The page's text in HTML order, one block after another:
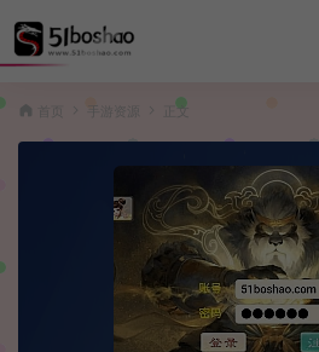
手游资源 正文